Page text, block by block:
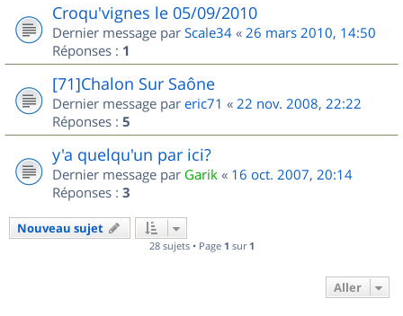
Croqu'vignes le 05/09/2010
Dernier message par Scale34 « 26 mars 2010, 14:50
Réponses : 1
[71]Chalon Sur Saône
Dernier message par eric71 « 22 nov. 2008, 22:22
Réponses : 5
y'a quelqu'un par ici?
Dernier message par Garik « 16 oct. 2007, 20:14
Réponses : 3
Nouveau sujet
28 sujets • Page 1 sur 1
Aller